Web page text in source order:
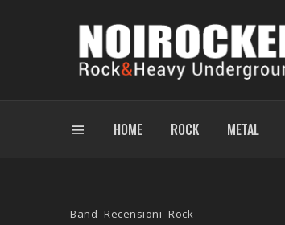
HOME ROCK METAL
Band Recensioni Rock